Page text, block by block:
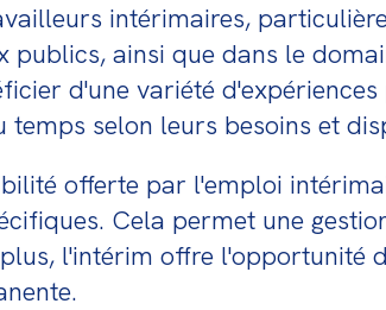
intérimaires,
ainsi que dans le
d'une variété
selon leurs besoins et
offerte par l'emploi
Cela permet une
l'intérim offre l'opportunité